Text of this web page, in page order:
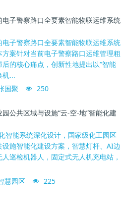
子警察路口全要素智能物联运维系统
子警察路口全要素智能物联运维系统
案针对当前电子警察路口运维管理粗
的核心痛点，创新性地提出以“智能
机...
国聚 250
公共区域与设施“云-空-地”智能化建
智能系统深化设计，国家级化工园区
施智能化建设方案，智慧灯杆、AI边
巡检机器人，固定式无人机充电站，
慧园区 225